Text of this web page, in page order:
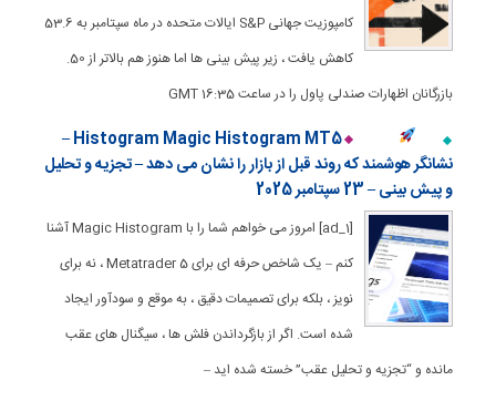
کامپوزیت جهانی S&P ایالات متحده در ماه سپتامبر به 53.6
کاهش یافت ، زیر پیش بینی ها اما هنوز هم بالاتر از 50.
بازرگانان اظهارات صندلی پاول را در ساعت 16:35 GMT
Histogram Magic Histogram MT5 –
نشانگر هوشمند که روند قبل از بازار را نشان می دهد – تجزیه و تحلیل
و پیش بینی – 23 سپتامبر 2025
[ad_1] امروز می خواهم شما را با Magic Histogram آشنا
کنم – یک شاخص حرفه ای برای Metatrader 5 ، نه برای
نویز ، بلکه برای تصمیمات دقیق ، به موقع و سودآور ایجاد
شده است. اگر از بازگرداندن فلش ها ، سیگنال های عقب
مانده و “تجزیه و تحلیل عقب” خسته شده اید –